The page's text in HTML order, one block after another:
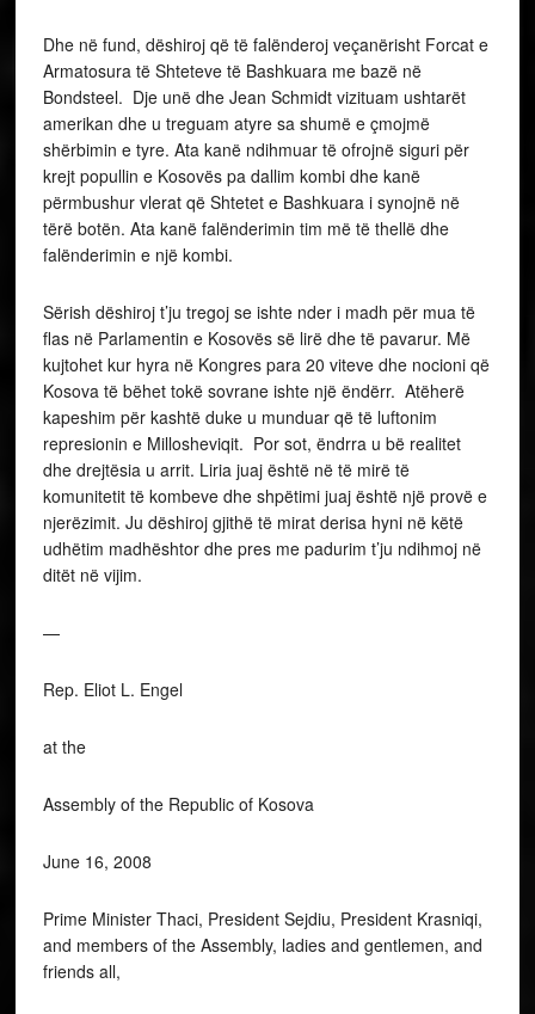
Dhe në fund, dëshiroj që të falënderoj veçanërisht Forcat e
Armatosura të Shteteve të Bashkuara me bazë në
Bondsteel. Dje unë dhe Jean Schmidt vizituam ushtarët
amerikan dhe u treguam atyre sa shumë e çmojmë
shërbimin e tyre. Ata kanë ndihmuar të ofrojnë siguri për
krejt popullin e Kosovës pa dallim kombi dhe kanë
përmbushur vlerat që Shtetet e Bashkuara i synojnë në
tërë botën. Ata kanë falënderimin tim më të thellë dhe
falënderimin e një kombi.
Sërish dëshiroj t’ju tregoj se ishte nder i madh për mua të
flas në Parlamentin e Kosovës së lirë dhe të pavarur. Më
kujtohet kur hyra në Kongres para 20 viteve dhe nocioni që
Kosova të bëhet tokë sovrane ishte një ëndërr. Atëherë
kapeshim për kashtë duke u munduar që të luftonim
represionin e Millosheviqit. Por sot, ëndrra u bë realitet
dhe drejtësia u arrit. Liria juaj është në të mirë të
komunitetit të kombeve dhe shpëtimi juaj është një provë e
njerëzimit. Ju dëshiroj gjithë të mirat derisa hyni në këtë
udhëtim madhështor dhe pres me padurim t’ju ndihmoj në
ditët në vijim.
—
Rep. Eliot L. Engel
at the
Assembly of the Republic of Kosova
June 16, 2008
Prime Minister Thaci, President Sejdiu, President Krasniqi,
and members of the Assembly, ladies and gentlemen, and
friends all,